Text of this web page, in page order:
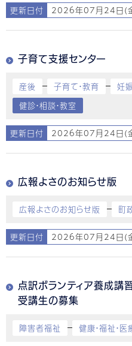
更新日付 2026年07月24日(
子育て支援センター
産後 子育て・教育 妊
健診・相談・教室
更新日付 2026年07月24日(
広報よさのお知らせ版
広報よさのお知らせ版 町
更新日付 2026年07月24日(
点訳ボランティア養成講
受講生の募集
障害者福祉 健康・福祉・医